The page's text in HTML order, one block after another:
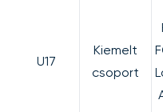
U17
Kiemelt
csoport